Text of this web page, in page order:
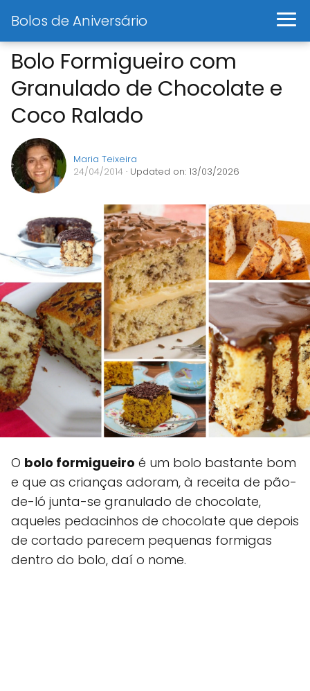
Bolos de Aniversário
Bolo Formigueiro com
Granulado de Chocolate e
Coco Ralado
Maria Teixeira
24/04/2014 · Updated on: 13/03/2026
O bolo formigueiro é um bolo bastante bom
e que as crianças adoram, à receita de pão-
de-ló junta-se granulado de chocolate,
aqueles pedacinhos de chocolate que depois
de cortado parecem pequenas formigas
dentro do bolo, daí o nome.